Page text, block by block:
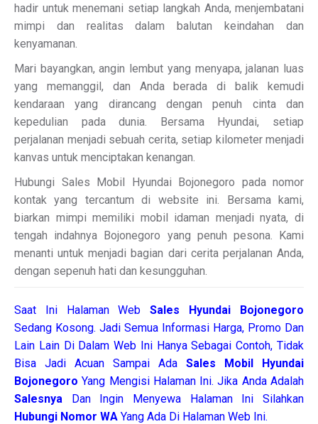
hadir untuk menemani setiap langkah Anda, menjembatani
mimpi dan realitas dalam balutan keindahan dan
kenyamanan.
Mari bayangkan, angin lembut yang menyapa, jalanan luas
yang memanggil, dan Anda berada di balik kemudi
kendaraan yang dirancang dengan penuh cinta dan
kepedulian pada dunia. Bersama Hyundai, setiap
perjalanan menjadi sebuah cerita, setiap kilometer menjadi
kanvas untuk menciptakan kenangan.
Hubungi Sales Mobil Hyundai Bojonegoro pada nomor
kontak yang tercantum di website ini. Bersama kami,
biarkan mimpi memiliki mobil idaman menjadi nyata, di
tengah indahnya Bojonegoro yang penuh pesona. Kami
menanti untuk menjadi bagian dari cerita perjalanan Anda,
dengan sepenuh hati dan kesungguhan.
Saat Ini Halaman WebSales
Hyundai Bojonegoro
Sedang Kosong. Jadi Semua Informasi Harga, Promo Dan
Lain Lain Di Dalam Web Ini Hanya Sebagai Contoh, Tidak
Bisa Jadi Acuan Sampai Ada Sales Mobil Hyundai
BojonegoroYang Mengisi Halaman Ini. Jika Anda Adalah
Salesnya Dan Ingin Menyewa Halaman Ini Silahkan
Hubungi Nomor WA Yang Ada Di Halaman Web Ini.